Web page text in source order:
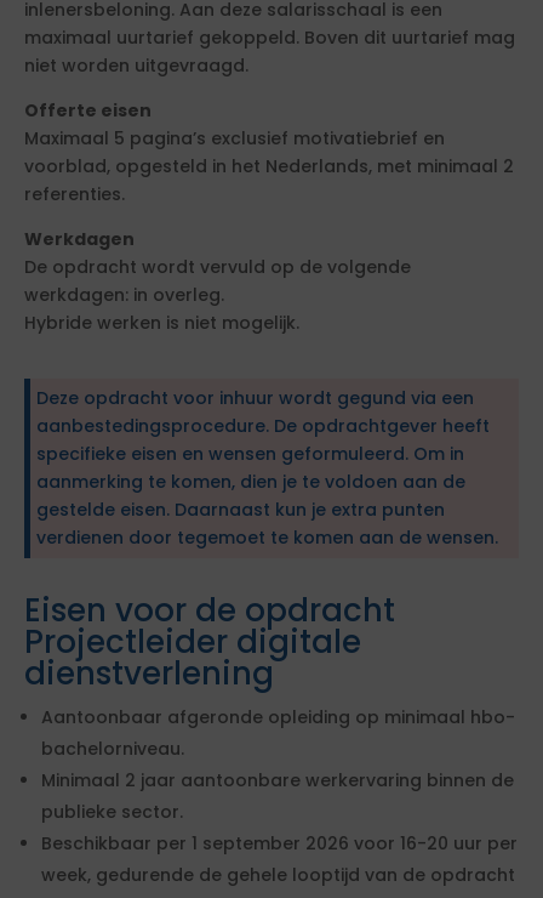
inlenersbeloning. Aan deze salarisschaal is een
maximaal uurtarief gekoppeld. Boven dit uurtarief mag
niet worden uitgevraagd.
Offerte eisen
Maximaal 5 pagina’s exclusief motivatiebrief en
voorblad, opgesteld in het Nederlands, met minimaal 2
referenties.
Werkdagen
De opdracht wordt vervuld op de volgende
werkdagen: in overleg.
Hybride werken is niet mogelijk.
Deze opdracht voor inhuur wordt gegund via een
aanbestedingsprocedure. De opdrachtgever heeft
specifieke eisen en wensen geformuleerd. Om in
aanmerking te komen, dien je te voldoen aan de
gestelde eisen. Daarnaast kun je extra punten
verdienen door tegemoet te komen aan de wensen.
Eisen voor de opdracht
Projectleider digitale
dienstverlening
Aantoonbaar afgeronde opleiding op minimaal hbo-
bachelorniveau.
Minimaal 2 jaar aantoonbare werkervaring binnen de
publieke sector.
Beschikbaar per 1 september 2026 voor 16-20 uur per
week, gedurende de gehele looptijd van de opdracht